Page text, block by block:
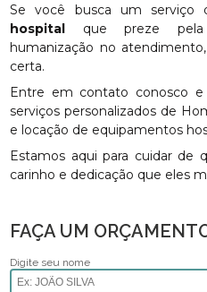
Se você busca um serviço
hospital que preze pela
humanização no
certa.
Entre em contato conosco e
serviços personalizados de
e locação de equipamentos
Estamos aqui para cuidar
carinho e dedicação que eles
FAÇA UM
Digite seu nome